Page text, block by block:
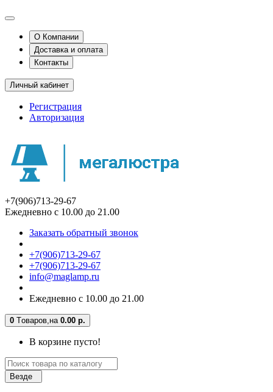
О Компании
Доставка и оплата
Контакты
Личный кабинет
Регистрация
Авторизация
+7(906)713-29-67
Ежедневно с 10.00 до 21.00
Заказать обратный звонок
+7(906)713-29-67
+7(906)713-29-67
info@maglamp.ru
Ежедневно с 10.00 до 21.00
0 Tоваров,на 0.00 р.
В корзине пусто!
Везде